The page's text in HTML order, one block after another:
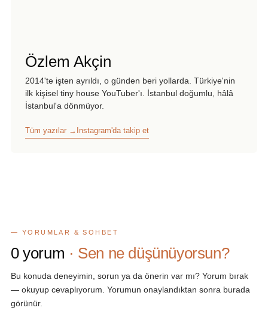
Özlem Akçin
2014'te işten ayrıldı, o günden beri yollarda. Türkiye'nin
ilk kişisel tiny house YouTuber'ı. İstanbul doğumlu, hâlâ
İstanbul'a dönmüyor.
Tüm yazılar → Instagram'da takip et
— YORUMLAR & SOHBET
0yorum · Sen ne düşünüyorsun?
Bu konuda deneyimin, sorun ya da önerin var mı? Yorum bırak
— okuyup cevaplıyorum. Yorumun onaylandıktan sonra burada
görünür.